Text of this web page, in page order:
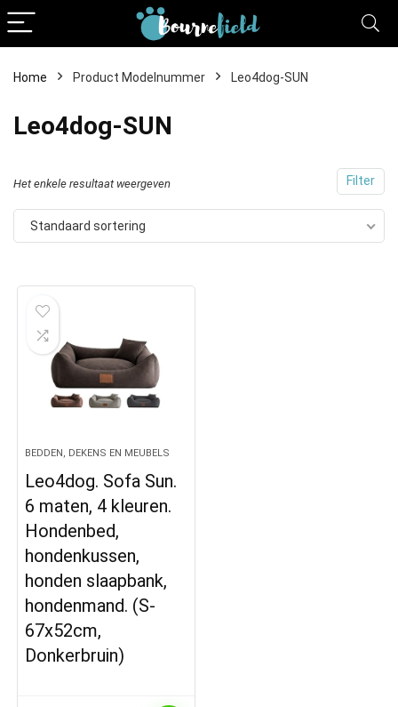
Home Product Modelnummer Leo4dog-SUN
Leo4dog-SUN
Filter
Het enkele resultaat weergeven
Standaard sortering
BEDDEN, DEKENS EN MEUBELS
Leo4dog. Sofa Sun.
6 maten, 4 kleuren.
Hondenbed,
hondenkussen,
honden slaapbank,
hondenmand. (S-
67x52cm,
Donkerbruin)